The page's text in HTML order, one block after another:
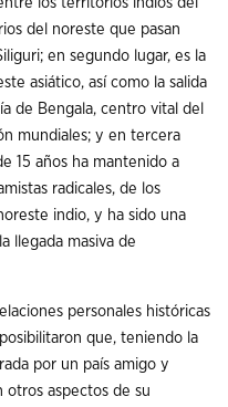
del noreste que pasan
en segundo lugar, es la
asiático, así como la salida
de Bengala, centro vital del
mundiales; y en tercera
15 años ha mantenido a
radicales, de los
indio, y ha sido una
llegada masiva de
personales históricas
posibilitaron que, teniendo la
por un país amigo y
otros aspectos de su